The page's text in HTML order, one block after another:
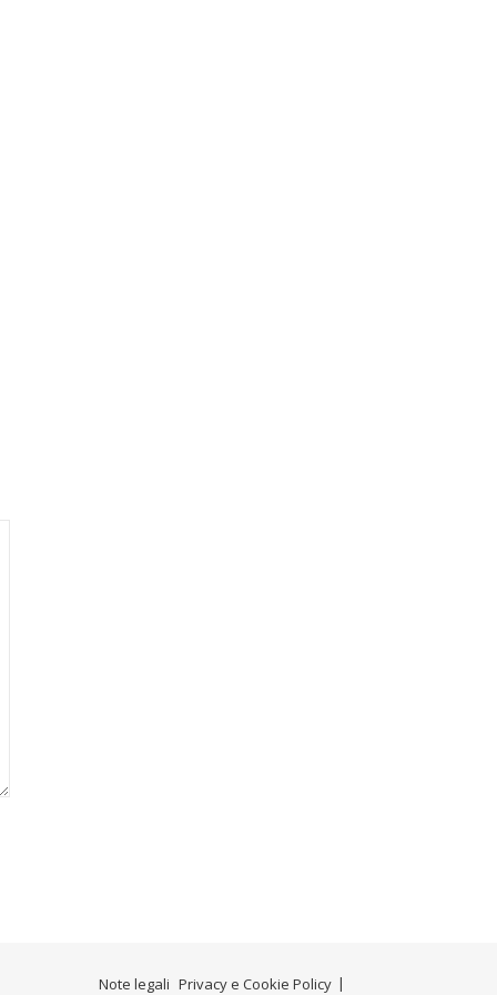
Note legali Privacy e Cookie Policy